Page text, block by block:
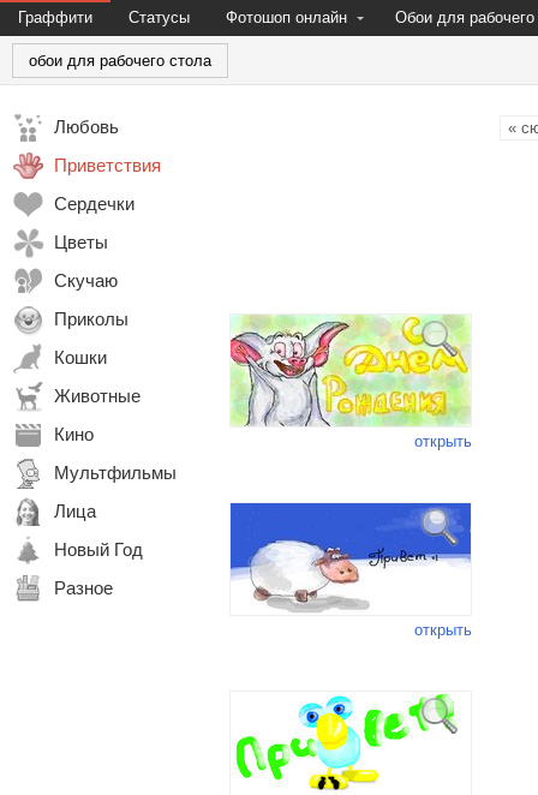
Граффити Статусы Фотошоп онлайн Обои для рабочего
обои для рабочего стола
Любовь
Приветствия
Сердечки
Цветы
Скучаю
Приколы
Кошки
Животные
Кино
Мультфильмы
Лица
Новый Год
Разное
«
открыть
открыть